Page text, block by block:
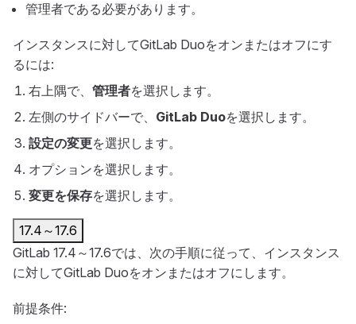
管理者である必要があります。
インスタンスに対してGitLab Duoをオンまたはオフにす
るには:
右上隅で、 管理者を選択します。
左側のサイドバーで、 GitLab Duoを選択します。
設定の変更を選択します。
オプションを選択します。
変更を保存を選択します。
17.4～17.6
GitLab 17.4～17.6では、次の手順に従って、インスタンス
に対してGitLab Duoをオンまたはオフにします。
前提条件: